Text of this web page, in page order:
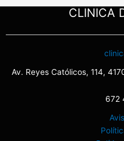
CLINICA
Av. Reyes Católicos, 114,
672